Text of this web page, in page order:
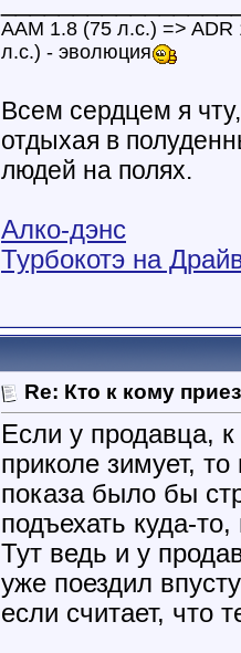
АAM 1.8 (75 л.с.) =>
л.с.) - эволюция
Всем сердцем я чту,
отдыхая в
людей на полях.
Алко-дэнс
Турбокотэ на
Re: Кто к кому
Если у продавца,
приколе зимует,
показа было бы
подъехать куда-
Тут ведь и у
уже поездил
если считает, что